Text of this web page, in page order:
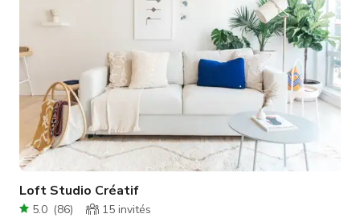
Loft Studio Créatif
5.0 (86) 15 invités